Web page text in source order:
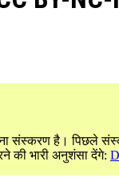
संस्करण है। पिछले
की भारी अनुशंसा देंगे: